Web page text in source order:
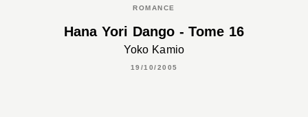
ROMANCE
Hana Yori Dango - Tome 16
Yoko Kamio
19/10/2005